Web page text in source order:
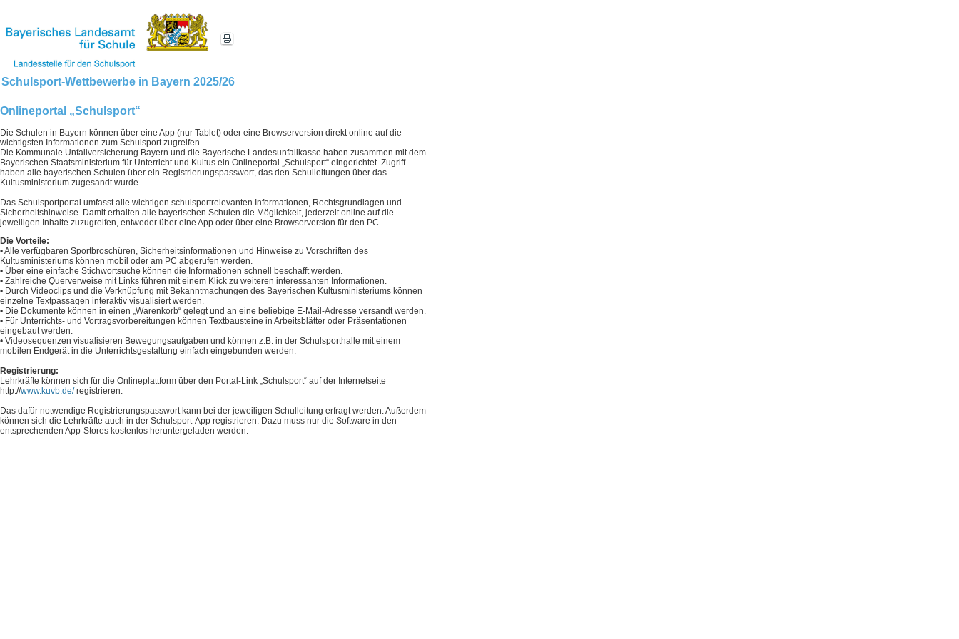
Schulsport-Wettbewerbe in Bayern 2025/26
Onlineportal „Schulsport“
Die Schulen in Bayern können über eine App (nur Tablet) oder eine Browserversion direkt online auf die
wichtigsten Informationen zum Schulsport zugreifen.
Die Kommunale Unfallversicherung Bayern und die Bayerische Landesunfallkasse haben zusammen mit dem
Bayerischen Staatsministerium für Unterricht und Kultus ein Onlineportal „Schulsport“ eingerichtet. Zugriff
haben alle bayerischen Schulen über ein Registrierungspasswort, das den Schulleitungen über das
Kultusministerium zugesandt wurde.
Das Schulsportportal umfasst alle wichtigen schulsportrelevanten Informationen, Rechtsgrundlagen und
Sicherheitshinweise. Damit erhalten alle bayerischen Schulen die Möglichkeit, jederzeit online auf die
jeweiligen Inhalte zuzugreifen, entweder über eine App oder über eine Browserversion für den PC.
Die Vorteile:
• Alle verfügbaren Sportbroschüren, Sicherheitsinformationen und Hinweise zu Vorschriften des
Kultusministeriums können mobil oder am PC abgerufen werden.
• Über eine einfache Stichwortsuche können die Informationen schnell beschafft werden.
• Zahlreiche Querverweise mit Links führen mit einem Klick zu weiteren interessanten Informationen.
• Durch Videoclips und die Verknüpfung mit Bekanntmachungen des Bayerischen Kultusministeriums können
einzelne Textpassagen interaktiv visualisiert werden.
• Die Dokumente können in einen „Warenkorb“ gelegt und an eine beliebige E-Mail-Adresse versandt werden.
• Für Unterrichts- und Vortragsvorbereitungen können Textbausteine in Arbeitsblätter oder Präsentationen
eingebaut werden.
• Videosequenzen visualisieren Bewegungsaufgaben und können z.B. in der Schulsporthalle mit einem
mobilen Endgerät in die Unterrichtsgestaltung einfach eingebunden werden.
Registrierung:
Lehrkräfte können sich für die Onlineplattform über den Portal-Link „Schulsport“ auf der Internetseite
http://www.kuvb.de/registrieren.
Das dafür notwendige Registrierungspasswort kann bei der jeweiligen Schulleitung erfragt werden. Außerdem
können sich die Lehrkräfte auch in der Schulsport-App registrieren. Dazu muss nur die Software in den
entsprechenden App-Stores kostenlos heruntergeladen werden.